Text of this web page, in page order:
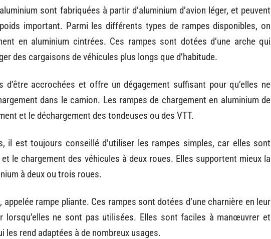
sont fabriquées à partir d’aluminium d’avion léger, et peuvent
important. Parmi les différents types de rampes disponibles, on
en aluminium cintrées. Ces rampes sont dotées d’une arche qui
des cargaisons de véhicules plus longs que d’habitude.
d’être accrochées et offre un dégagement suffisant pour qu’elles ne
dans le camion. Les rampes de chargement en aluminium de
et le déchargement des tondeuses ou des VTT.
il est toujours conseillé d’utiliser les rampes simples, car elles sont
le chargement des véhicules à deux roues. Elles supportent mieux la
à deux ou trois roues.
rampe pliante. Ces rampes sont dotées d’une charnière en leur
lorsqu’elles ne sont pas utilisées. Elles sont faciles à manœuvrer et
les rend adaptées à de nombreux usages.